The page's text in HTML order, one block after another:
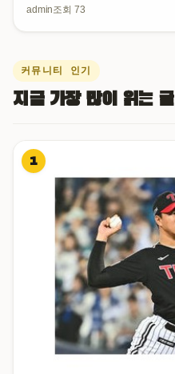
admin조회 73
커뮤니티 인기
지금 가장 많이 읽는 글
1